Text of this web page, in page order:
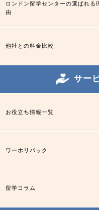
ロンドン留学センターの選ばれる
由
他社との料金比較
サー
お役立ち情報一覧
ワーホリパック
留学コラム